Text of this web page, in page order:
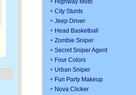
+ Highway Moto
+ City Stunts
+ Jeep Driver
+ Head Basketball
+ Zombie Sniper
+ Secret Sniper Agent
+ Four Colors
+ Urban Sniper
+ Fun Party Makeup
+ Nova Clicker